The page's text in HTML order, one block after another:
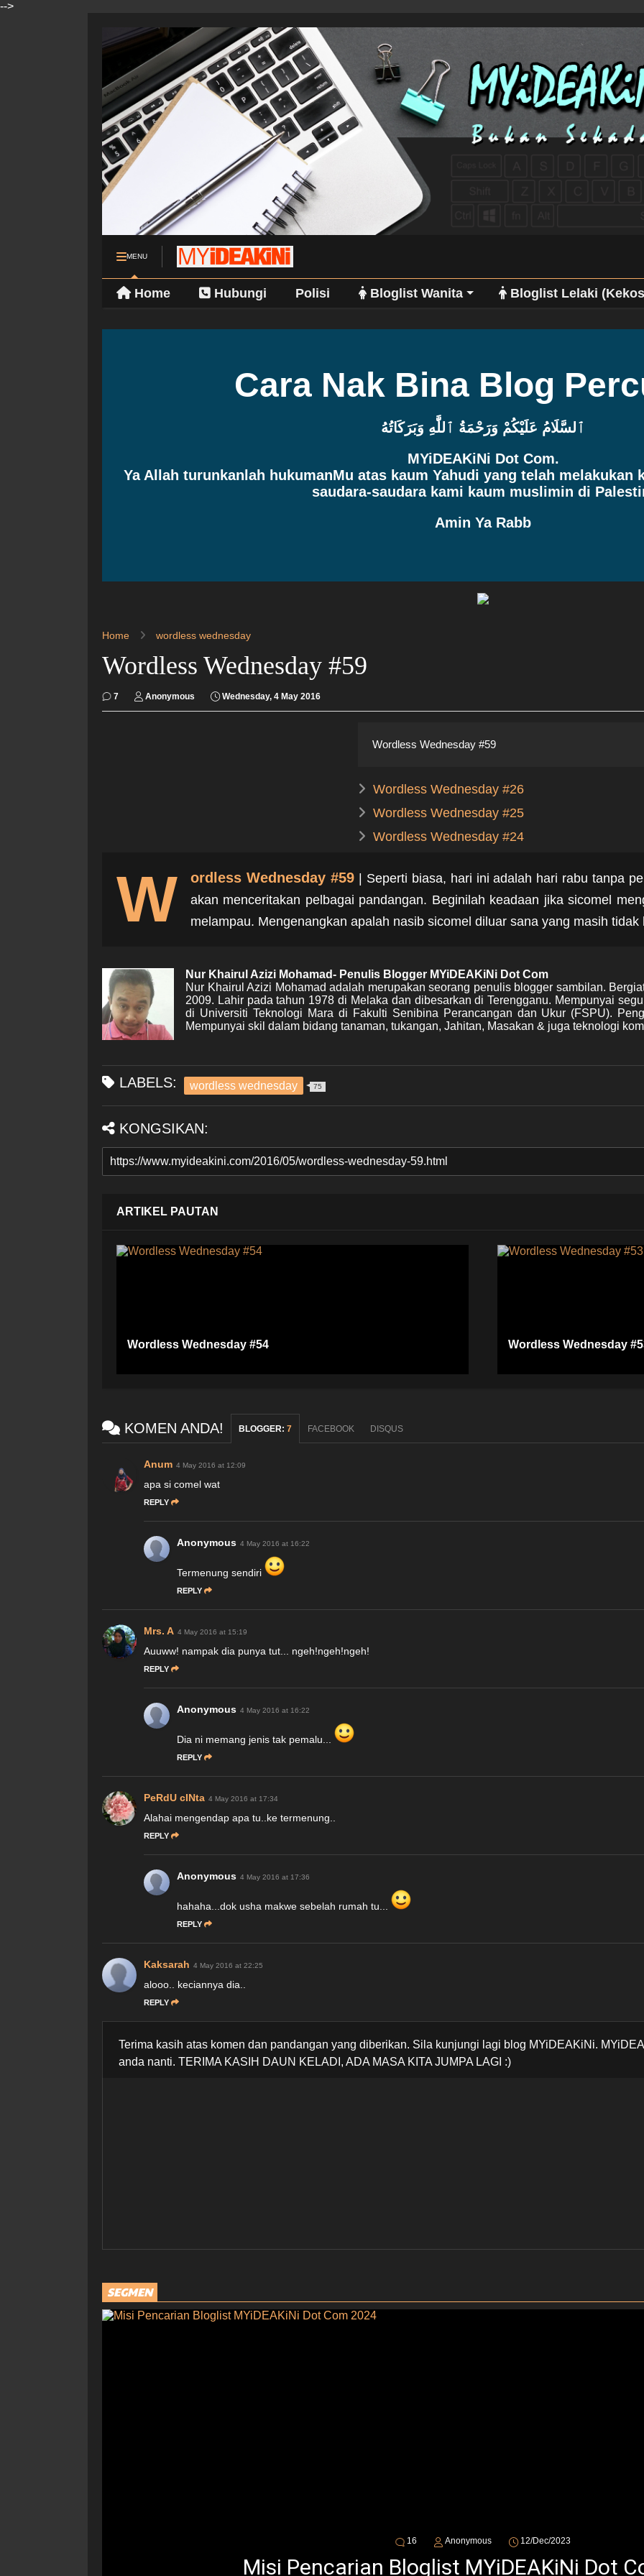
-->
MENU
Home Hubungi Polisi Bloglist Wanita Bloglist Lelaki
Cara Nak Bina Blog
ٱلسَّلَامُ عَلَيْكُمْ وَرَحْمَةُ ٱللَّٰهِ وَبَرَكَاتُهُ
MYiDEAKiNi Dot Com.
Ya Allah turunkanlah hukumanMu atas kaum Yahudi yang telah melakukan
saudara-saudara kami kaum muslimin di
Amin Ya Rabb
Home wordless wednesday
Wordless Wednesday #59
7 Anonymous Wednesday, 4 May 2016
Wordless Wednesday #59
Wordless Wednesday #26
Wordless Wednesday #25
Wordless Wednesday #24
W ordless Wednesday #59| Seperti biasa, hari ini adalah hari rabu tanpa
akan menceritakan pelbagai pandangan. Beginilah keadaan jika sicomel
melampau. Mengenangkan apalah nasib sicomel diluar sana yang masih
Nur Khairul Azizi Mohamad- Penulis Blogger MYiDEAKiNi Dot Com
Nur Khairul Azizi Mohamad adalah merupakan seorang penulis blogger sambilan.
2009. Lahir pada tahun 1978 di Melaka dan dibesarkan di Terengganu. Mempunyai
di Universiti Teknologi Mara di Fakulti Senibina Perancangan dan Ukur (FSPU).
Mempunyai skil dalam bidang tanaman, tukangan, Jahitan, Masakan & juga teknologi
LABELS: wordless wednesday 75
KONGSIKAN:
ARTIKEL PAUTAN
Wordless Wednesday #54 Wordless Wednesday
KOMEN ANDA! BLOGGER: 7 FACEBOOK DISQUS
Anum 4 May 2016 at 12:09
apa si comel wat
REPLY
Anonymous 4 May 2016 at 16:22
Termenung sendiri
REPLY
Mrs. A 4 May 2016 at 15:19
Auuww! nampak dia punya tut... ngeh!ngeh!ngeh!
REPLY
Anonymous 4 May 2016 at 16:22
Dia ni memang jenis tak pemalu...
REPLY
PeRdU cINta 4 May 2016 at 17:34
Alahai mengendap apa tu..ke termenung..
REPLY
Anonymous 4 May 2016 at 17:36
hahaha...dok usha makwe sebelah rumah tu...
REPLY
Kaksarah 4 May 2016 at 22:25
alooo.. keciannya dia..
REPLY
Terima kasih atas komen dan pandangan yang diberikan. Sila kunjungi lagi blog MYiDEAKiNi.
anda nanti. TERIMA KASIH DAUN KELADI, ADA MASA KITA JUMPA LAGI :)
SEGMEN
16 Anonymous 12/Dec/2023
Misi Pencarian Bloglist MYiDEAKiNi Dot